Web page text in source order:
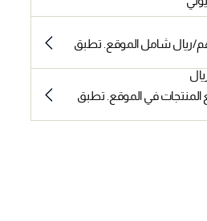
بقيمة 299 درهم/ريال شامل الموقع. تطبق
على جميع المنتجات في الموقع. تطبق